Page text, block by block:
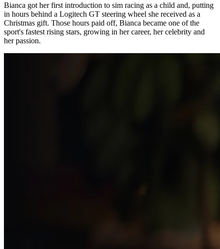
Bianca got her first introduction to sim racing as a child and, putting
in hours behind a Logitech GT steering wheel she received as a
Christmas gift. Those hours paid off, Bianca became one of the
sport's fastest rising stars, growing in her career, her celebrity and
her passion.